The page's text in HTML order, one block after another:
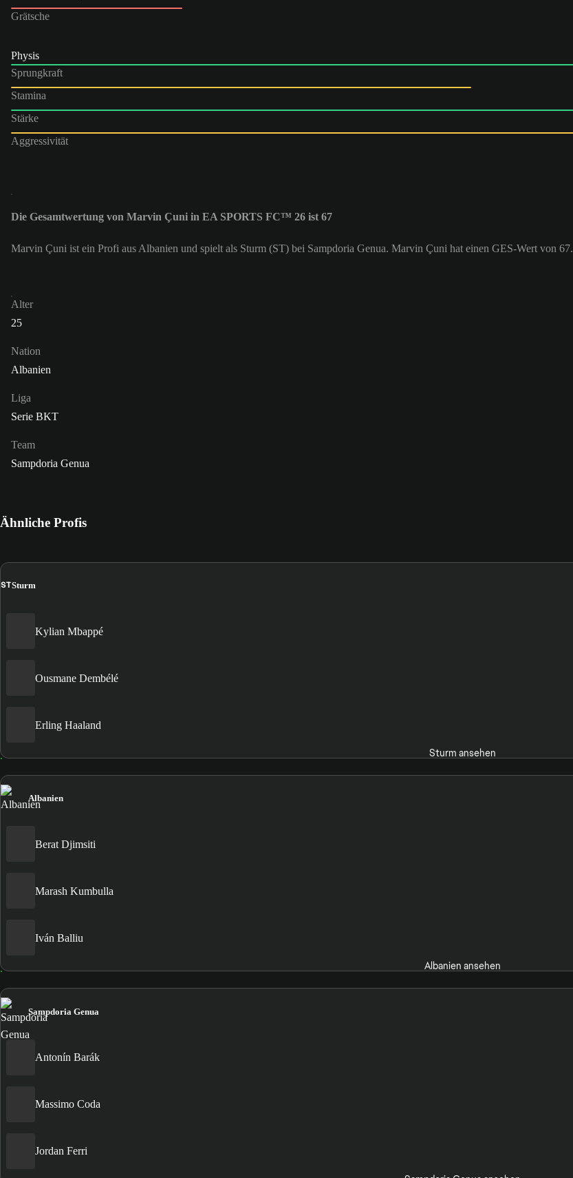
Grätsche
Physis
Sprungkraft
Stamina
Stärke
Aggressivität
Die Gesamtwertung von Marvin Çuni in EA SPORTS FC™ 26 ist 67
Marvin Çuni ist ein Profi aus Albanien und spielt als Sturm (ST) bei Sampdoria Genua. Marvin Çuni hat einen GES-Wert von 67.
Alter
25
Nation
Albanien
Liga
Serie BKT
Team
Sampdoria Genua
Ähnliche Profis
STSturm
Kylian Mbappé
Ousmane Dembélé
Erling Haaland
Sturm ansehen
Albanien
Berat Djimsiti
Marash Kumbulla
Iván Balliu
Albanien ansehen
Sampdoria Genua
Antonín Barák
Massimo Coda
Jordan Ferri